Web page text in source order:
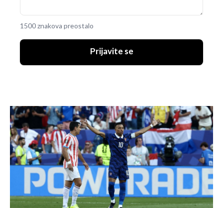
1500 znakova preostalo
Prijavite se